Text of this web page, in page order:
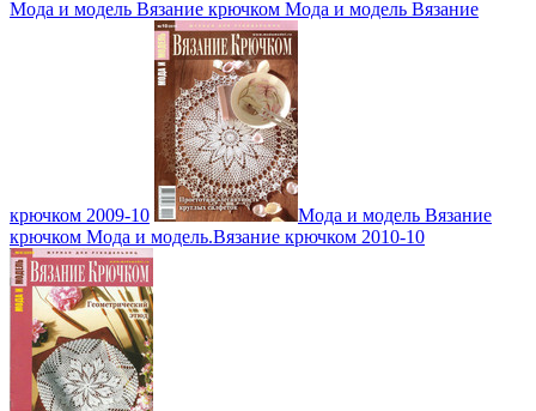
Мода и модель Вязание крючком Мода и модель Вязание
крючком 2009-10
Мода и модель Вязание
крючком Мода и модель.Вязание крючком 2010-10